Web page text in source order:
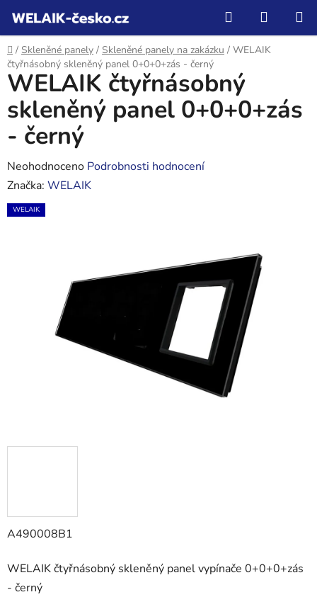
obsah
Hledat
KOŠÍK
Domů
/ Skleněné panely / Skleněné panely na zakázku / WELAIK
čtyřnásobný skleněný panel 0+0+0+zás - černý
A490008B1
WELAIK čtyřnásobný skleněný panel vypínače 0+0+0+zás
- černý
WELAIK čtyřnásobný
skleněný panel 0+0+0+zás
- černý
Průměrné
hodnocení
produktu
Neohodnoceno Podrobnosti hodnocení
Značka: WELAIK
WELAIK